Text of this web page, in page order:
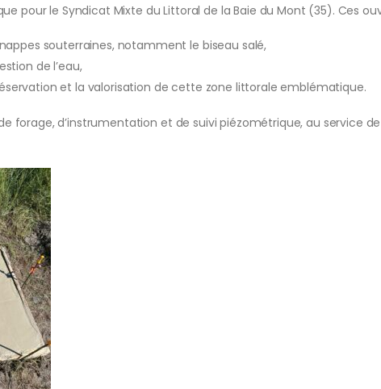
pour le Syndicat Mixte du Littoral de la Baie du Mont (35). Ces
souterraines, notamment le biseau salé,
de l’eau,
et la valorisation de cette zone littorale emblématique.
forage, d’instrumentation et de suivi piézométrique, au service